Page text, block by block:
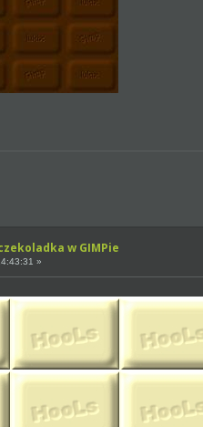
w GIMPie
»